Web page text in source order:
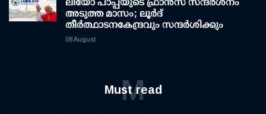
അടുത്ത മാസം; ലൂർദ്
തീർത്ഥാടനകേന്ദ്രവും സന്ദർശിക്കും
08 August
Must read
M